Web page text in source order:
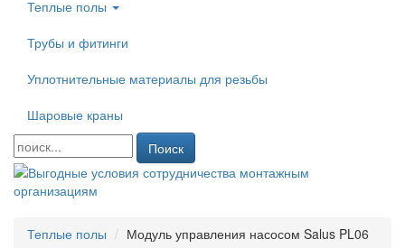
Теплые полы
Трубы и фитинги
Уплотнительные материалы для резьбы
Шаровые краны
Поиск
Теплые полы Модуль управления насосом Salus PL06